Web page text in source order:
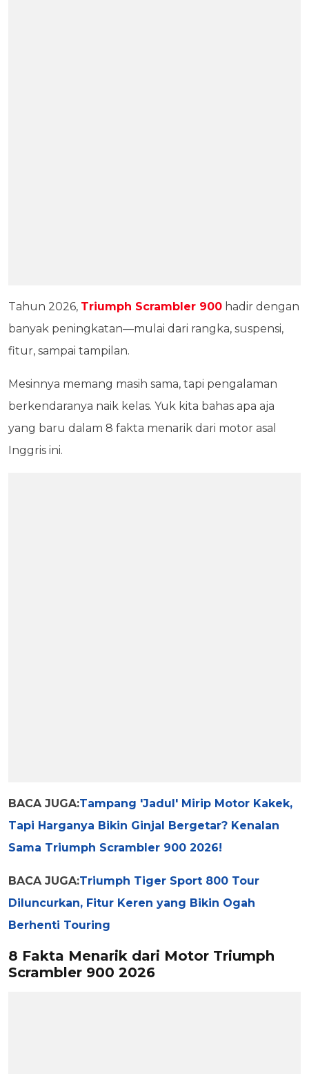
Tahun 2026, Triumph Scrambler 900 hadir dengan
banyak peningkatan—mulai dari rangka, suspensi,
fitur, sampai tampilan.
Mesinnya memang masih sama, tapi pengalaman
berkendaranya naik kelas. Yuk kita bahas apa aja
yang baru dalam 8 fakta menarik dari motor asal
Inggris ini.
BACA JUGA:Tampang 'Jadul' Mirip Motor Kakek,
Tapi Harganya Bikin Ginjal Bergetar? Kenalan
Sama Triumph Scrambler 900 2026!
BACA JUGA:Triumph Tiger Sport 800 Tour
Diluncurkan, Fitur Keren yang Bikin Ogah
Berhenti Touring
8 Fakta Menarik dari Motor Triumph
Scrambler 900 2026